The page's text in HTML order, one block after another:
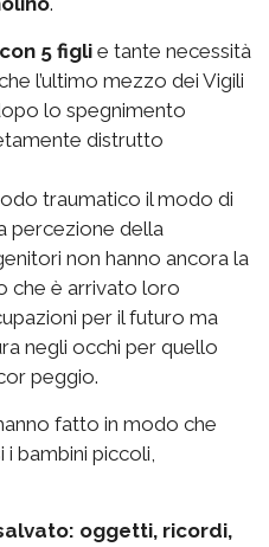
5 figli e tante necessità
l’ultimo mezzo dei Vigili
lo spegnimento
distrutto
traumatico il modo di
percezione della
non hanno ancora la
che è arrivato loro
per il futuro ma
negli occhi per quello
peggio.
fatto in modo che
bambini piccoli,
oggetti, ricordi,